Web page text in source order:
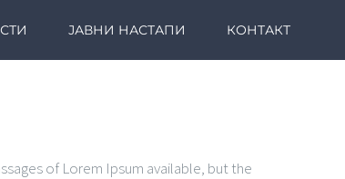
ЈАВНИ НАСТАПИ КОНТАКТ
of Lorem Ipsum available, but the